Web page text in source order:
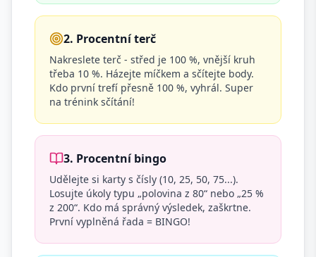
2. Procentní terč
Nakreslete terč - střed je 100 %, vnější kruh
třeba 10 %. Házejte míčkem a sčítejte body.
Kdo první trefí přesně 100 %, vyhrál. Super
na trénink sčítání!
3. Procentní bingo
Udělejte si karty s čísly (10, 25, 50, 75...).
Losujte úkoly typu „polovina z 80“ nebo „25 %
z 200“. Kdo má správný výsledek, zaškrtne.
První vyplněná řada = BINGO!